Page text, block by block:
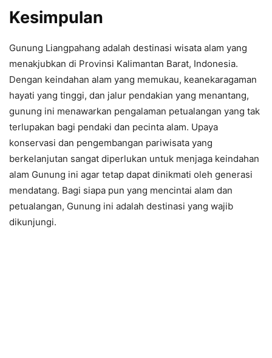
Kesimpulan
Gunung Liangpahang adalah destinasi wisata alam yang
menakjubkan di Provinsi Kalimantan Barat, Indonesia.
Dengan keindahan alam yang memukau, keanekaragaman
hayati yang tinggi, dan jalur pendakian yang menantang,
gunung ini menawarkan pengalaman petualangan yang tak
terlupakan bagi pendaki dan pecinta alam. Upaya
konservasi dan pengembangan pariwisata yang
berkelanjutan sangat diperlukan untuk menjaga keindahan
alam Gunung ini agar tetap dapat dinikmati oleh generasi
mendatang. Bagi siapa pun yang mencintai alam dan
petualangan, Gunung ini adalah destinasi yang wajib
dikunjungi.